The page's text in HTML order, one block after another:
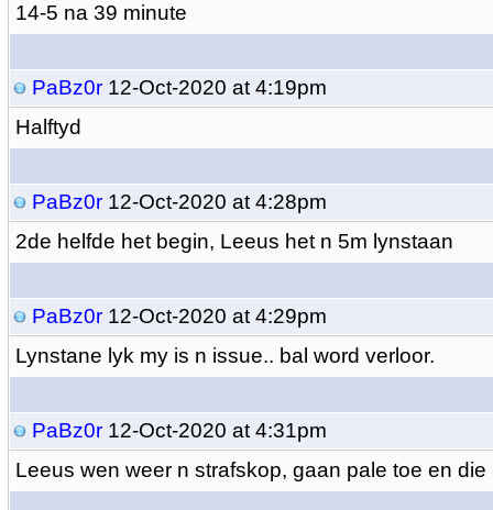
14-5 na 39 minute
PaBz0r12-Oct-2020 at 4:19pm
Halftyd
PaBz0r12-Oct-2020 at 4:28pm
2de helfde het begin, Leeus het n 5m lynstaan
PaBz0r12-Oct-2020 at 4:29pm
Lynstane lyk my is n issue.. bal word verloor.
PaBz0r12-Oct-2020 at 4:31pm
Leeus wen weer n strafskop, gaan pale toe en die